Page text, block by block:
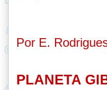
Por E.
PLANETA